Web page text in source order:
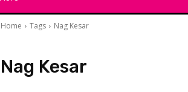
Home Tags Nag Kesar
Nag Kesar